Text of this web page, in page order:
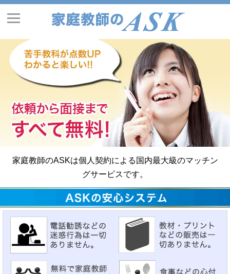
家庭教師のASKは個人契約による国内最大級のマッチン
グサービスです。